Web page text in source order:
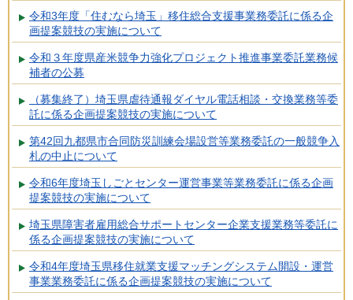
令和3年度「住むなら埼玉」移住総合支援事業務委託に係る企
画提案競技の実施について
令和３年度県産米競争力強化プロジェクト推進事業委託業務候
補者の公募
（募集終了）埼玉県虐待通報ダイヤル電話相談・交換業務等委
託に係る企画提案競技の実施について
第42回九都県市合同防災訓練会場設営等業務委託の一般競争入
札の中止について
令和6年度埼玉しごとセンター運営事業等業務委託に係る企画
提案競技の実施について
埼玉県障害者雇用総合サポートセンター企業支援業務等委託に
係る企画提案競技の実施について
令和4年度埼玉県移住就業支援マッチングシステム開設・運営
事業業務委託に係る企画提案競技の実施について